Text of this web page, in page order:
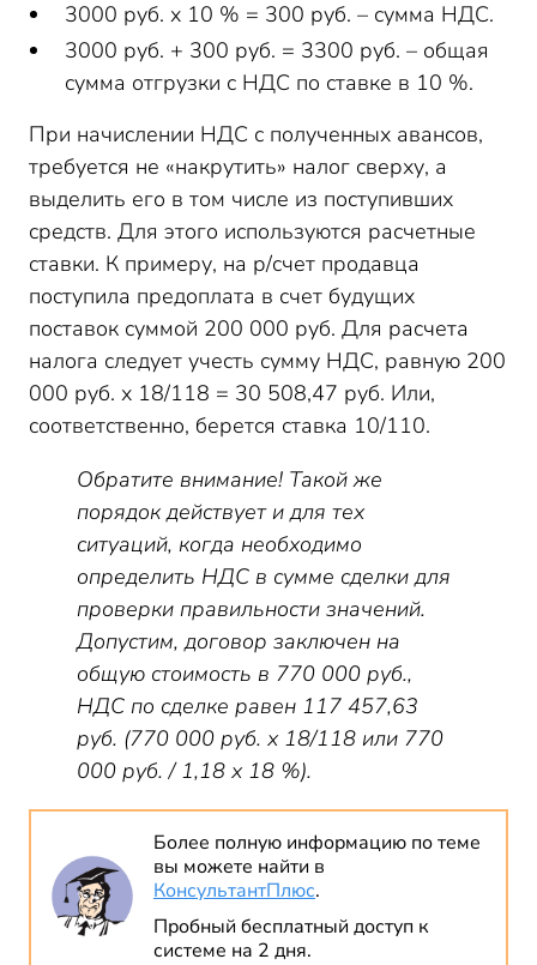
3000 руб. х 10 % = 300 руб. – сумма НДС.
3000 руб. + 300 руб. = 3300 руб. – общая
сумма отгрузки с НДС по ставке в 10 %.
При начислении НДС с полученных авансов,
требуется не «накрутить» налог сверху, а
выделить его в том числе из поступивших
средств. Для этого используются расчетные
ставки. К примеру, на р/счет продавца
поступила предоплата в счет будущих
поставок суммой 200 000 руб. Для расчета
налога следует учесть сумму НДС, равную 200
000 руб. х 18/118 = 30 508,47 руб. Или,
соответственно, берется ставка 10/110.
Обратите внимание! Такой же
порядок действует и для тех
ситуаций, когда необходимо
определить НДС в сумме сделки для
проверки правильности значений.
Допустим, договор заключен на
общую стоимость в 770 000 руб.,
НДС по сделке равен 117 457,63
руб. (770 000 руб. х 18/118 или 770
000 руб. / 1,18 х 18 %).
Более полную информацию по теме
вы можете найти в
КонсультантПлюс.
Пробный бесплатный доступ к
системе на 2 дня.